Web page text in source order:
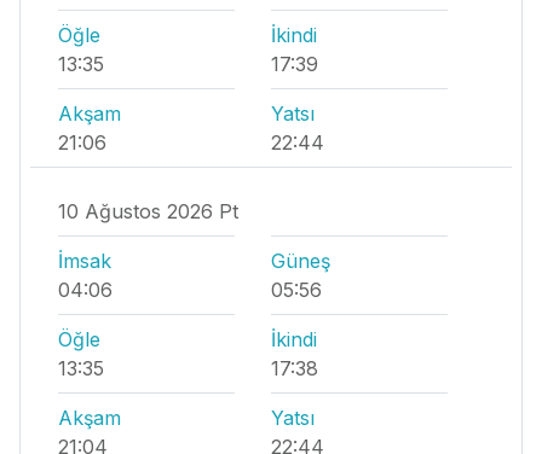
Öğle
13:35
İkindi
17:39
Akşam
21:06
Yatsı
22:44
10 Ağustos 2026 Pt
İmsak
04:06
Güneş
05:56
Öğle
13:35
İkindi
17:38
Akşam
21:04
Yatsı
22:44